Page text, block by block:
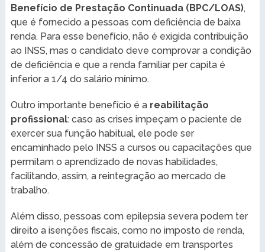
Benefício de Prestação Continuada (BPC/LOAS),
que é fornecido a pessoas com deficiência de baixa
renda. Para esse benefício, não é exigida contribuição
ao INSS, mas o candidato deve comprovar a condição
de deficiência e que a renda familiar per capita é
inferior a 1/4 do salário mínimo.
Outro importante benefício é a reabilitação
profissional: caso as crises impeçam o paciente de
exercer sua função habitual, ele pode ser
encaminhado pelo INSS a cursos ou capacitações que
permitam o aprendizado de novas habilidades,
facilitando, assim, a reintegração ao mercado de
trabalho.
Além disso, pessoas com epilepsia severa podem ter
direito a isenções fiscais, como no imposto de renda,
além de concessão de gratuidade em transportes